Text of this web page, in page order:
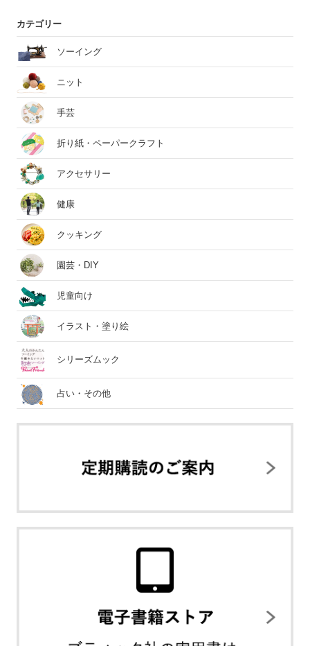
カテゴリー
ソーイング
ニット
手芸
折り紙・ペーパークラフト
アクセサリー
健康
クッキング
園芸・DIY
児童向け
イラスト・塗り絵
シリーズムック
占い・その他